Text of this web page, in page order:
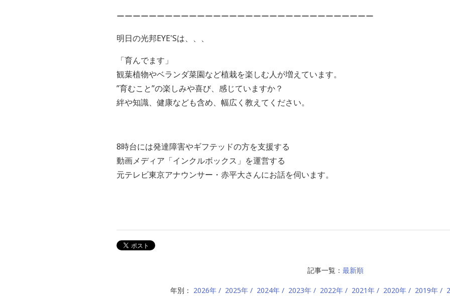
ーーーーーーーーーーーーーーーーーーーーーーーーーーーーーーーー
明日の光邦EYE'Sは、、、
「育んでます」
観葉植物やベランダ菜園など植栽を楽しむ人が増えています。
”育むこと”の楽しみや喜び、感じていますか？
絆や知識、健康なども含め、幅広く教えてください。
8時台には発達障害やギフテッドの方を支援する
動画メディア「インクルボックス」を運営する
元テレビ東京アナウンサー・赤平大さんにお話を伺います。
記事一覧： 最新順
年別： 2026年 2025年 2024年 2023年 2022年 2021年 2020年 2019年